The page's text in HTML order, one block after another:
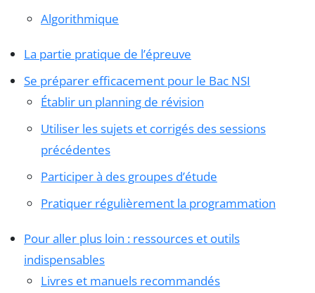
Algorithmique
La partie pratique de l’épreuve
Se préparer efficacement pour le Bac NSI
Établir un planning de révision
Utiliser les sujets et corrigés des sessions
précédentes
Participer à des groupes d’étude
Pratiquer régulièrement la programmation
Pour aller plus loin : ressources et outils
indispensables
Livres et manuels recommandés